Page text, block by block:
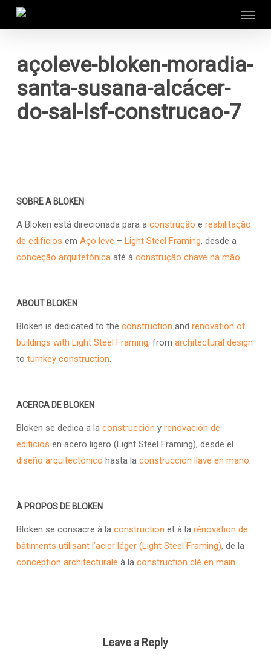
açoleve-bloken-moradia-
santa-susana-alcácer-
do-sal-lsf-construcao-7
SOBRE A BLOKEN
A Bloken está direcionada para a construção e reabilitação
de edifícios em Aço leve – Light Steel Framing, desde a
conceção arquitetónicaaté à construção chave na mão.
ABOUT BLOKEN
Bloken is dedicated to the construction and renovation of
buildings with Light Steel Framing, from architectural design
to turnkey construction.
ACERCA DE BLOKEN
Bloken se dedica a la construcción y renovación de
edificios en acero ligero (Light Steel Framing), desde el
diseño arquitectónico hasta la construcción llave en mano.
À PROPOS DE BLOKEN
Bloken se consacre à la construction et à la rénovation de
bâtiments utilisant l’acier léger (Light Steel Framing), de la
conception architecturale à la construction clé en main.
Leave a Reply